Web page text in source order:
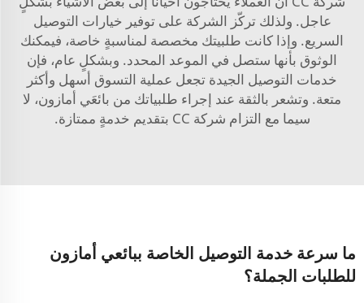
عاجل. ولذلك تركّز الشركة على توفير خيارات التوصيل
السريع. وإذا كانت طلبيتك مخصصة لمناسبةٍ خاصة، فيمكنك
الوثوق بأنها ستصل في الموعد المحدد. وبشكلٍ عام، فإن
خدمات التوصيل الجيدة تجعل عملية التسوق أسهل وأكثر
متعة. وتشعر بالثقة عند إجراء طلبياتك من بائعَي أمازون، لا
سيما مع التزام شركة CC بتقديم خدمةٍ ممتازة.
ما سرعة خدمة التوصيل الخاصة ببائعي أمازون
للطلبات الجملة؟